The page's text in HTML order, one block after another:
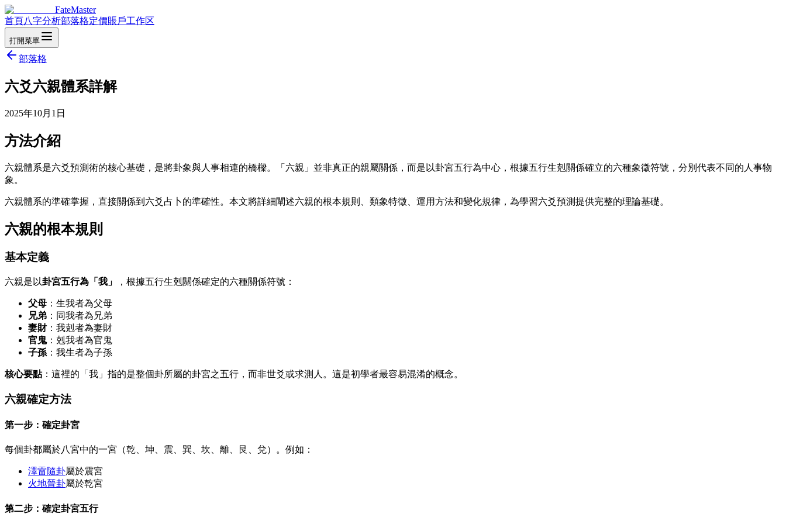
FateMaster
首頁八字分析部落格定價賬戶工作区
打開菜單
部落格
六爻六親體系詳解
2025年10月1日
方法介紹
六親體系是六爻預測術的核心基礎，是將卦象與人事相連的橋樑。「六親」並非真正的親屬關係，而是以卦宮五行為中心，根據五行生剋關係確立的六種象徵符號，分別代表不同的人事物
象。
六親體系的準確掌握，直接關係到六爻占卜的準確性。本文將詳細闡述六親的根本規則、類象特徵、運用方法和變化規律，為學習六爻預測提供完整的理論基礎。
六親的根本規則
基本定義
六親是以卦宮五行為「我」 ，根據五行生剋關係確定的六種關係符號：
父母 ：生我者為父母
兄弟 ：同我者為兄弟
妻財：我剋者為妻財
官鬼：剋我者為官鬼
子孫 ：我生者為子孫
核心要點：這裡的「我」指的是整個卦所屬的卦宮之五行，而非世爻或求測人。這是初學者最容易混淆的概念。
六親確定方法
第一步：確定卦宮
每個卦都屬於八宮中的一宮（乾、坤、震、巽、坎、離、艮、兌）。例如：
澤雷隨卦屬於震宮
火地晉卦屬於乾宮
第二步：確定卦宮五行